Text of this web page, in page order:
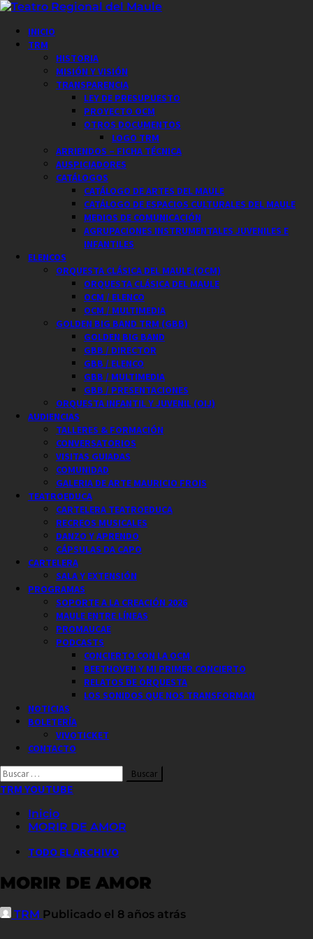
Saltar
contenido
Menú
principal
INICIO
TRM
HISTORIA
MISIÓN Y VISIÓN
TRANSPARENCIA
LEY DE PRESUPUESTO
PROYECTO OCM
OTROS DOCUMENTOS
LOGO TRM
ARRIENDOS – FICHA TÉCNICA
AUSPICIADORES
CATÁLOGOS
CATÁLOGO DE ARTES DEL MAULE
CATÁLOGO DE ESPACIOS CULTURALES DEL MAULE
MEDIOS DE COMUNICACIÓN
AGRUPACIONES INSTRUMENTALES JUVENILES E
INFANTILES
ELENCOS
ORQUESTA CLÁSICA DEL MAULE (OCM)
ORQUESTA CLÁSICA DEL MAULE
OCM / ELENCO
OCM / MULTIMEDIA
GOLDEN BIG BAND TRM (GBB)
GOLDEN BIG BAND
GBB / DIRECTOR
GBB / ELENCO
GBB / MULTIMEDIA
GBB / PRESENTACIONES
ORQUESTA INFANTIL Y JUVENIL (OIJ)
AUDIENCIAS
TALLERES & FORMACIÓN
CONVERSATORIOS
VISITAS GUIADAS
COMUNIDAD
GALERIA DE ARTE MAURICIO FROIS
TEATROEDUCA
CARTELERA TEATROEDUCA
RECREOS MUSICALES
DANZO Y APRENDO
CÁPSULAS DA CAPO
CARTELERA
SALA Y EXTENSIÓN
PROGRAMAS
SOPORTE A LA CREACIÓN 2026
MAULE ENTRE LÍNEAS
PROMAUCAE
PODCASTS
CONCIERTO CON LA OCM
BEETHOVEN Y MI PRIMER CONCIERTO
RELATOS DE ORQUESTA
LOS SONIDOS QUE NOS TRANSFORMAN
NOTICIAS
BOLETERÍA
VIVOTICKET
CONTACTO
Buscar
por:
TRM YOUTUBE
Inicio
MORIR DE AMOR
TODO EL ARCHIVO
MORIR DE AMOR
TRM Publicado el 8 años atrás